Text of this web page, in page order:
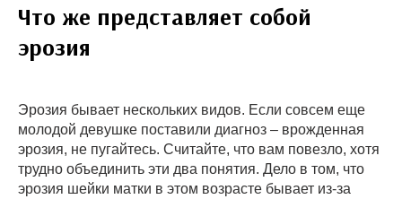
Что же представляет собой
эрозия
Эрозия бывает нескольких видов. Если совсем еще
молодой девушке поставили диагноз – врожденная
эрозия, не пугайтесь. Считайте, что вам повезло, хотя
трудно объединить эти два понятия. Дело в том, что
эрозия шейки матки в этом возрасте бывает из-за